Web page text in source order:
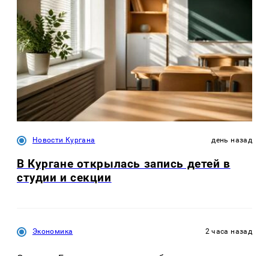
Новости Кургана день назад
В Кургане открылась запись детей в
студии и секции
Экономика 2 часа назад